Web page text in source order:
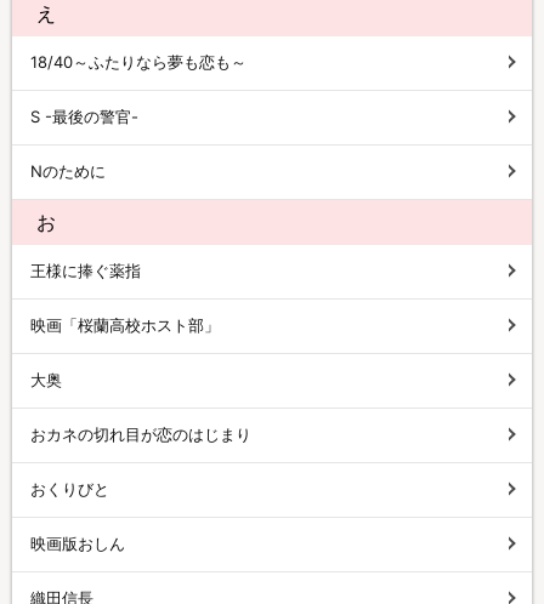
え
18/40～ふたりなら夢も恋も～
S -最後の警官-
Nのために
お
王様に捧ぐ薬指
映画「桜蘭高校ホスト部」
大奥
おカネの切れ目が恋のはじまり
おくりびと
映画版おしん
織田信長